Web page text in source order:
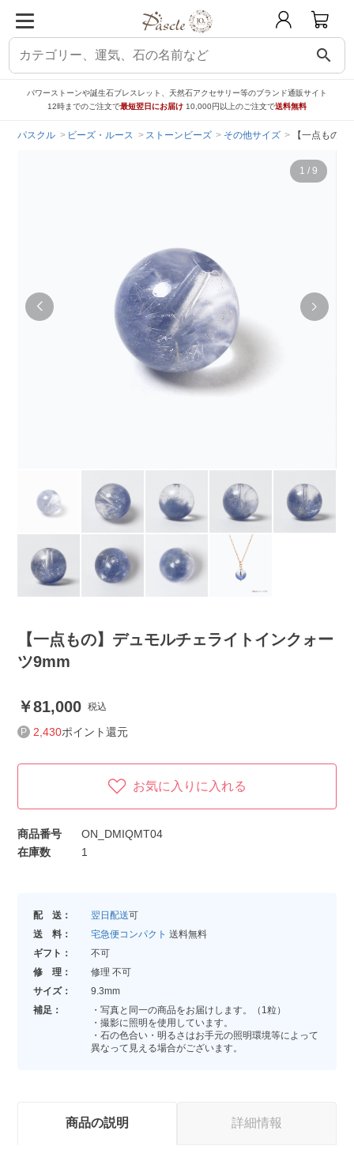
search
パワーストーンや誕生石ブレスレット、天然石アクセサリー等のブランド通販サイト
12時までのご注文で最短翌日にお届け 10,000円以上のご注文で送料無料
パスクル ビーズ・ルース ストーンビーズ その他サイズ 【一点もの
1 / 9
【一点もの】デュモルチェライトインクォー
ツ9mm
81,000 税込
2,430ポイント還元
お気に入りに入れる
商品番号
ON_DMIQMT04
在庫数
1
配 送： 翌日配送可
送 料：
宅急便コンパクト 送料無料
ギフト：
不可
修 理：
修理 不可
サイズ：
9.3mm
補足：
・写真と同一の商品をお届けします。（1粒）
・撮影に照明を使用しています。
・石の色合い・明るさはお手元の照明環境等によって
異なって見える場合がございます。
商品の説明 詳細情報